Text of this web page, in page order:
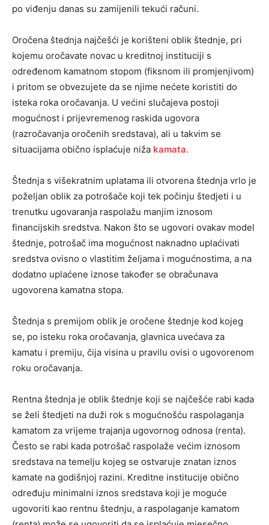
po viđenju danas su zamijenili tekući računi.
Oročena štednja najčešći je korišteni oblik štednje, pri
kojemu oročavate novac u kreditnoj instituciji s
određenom kamatnom stopom (fiksnom ili promjenjivom)
i pritom se obvezujete da se njime nećete koristiti do
isteka roka oročavanja. U većini slučajeva postoji
mogućnost i prijevremenog raskida ugovora
(razročavanja oročenih sredstava), ali u takvim se
situacijama obično isplaćuje niža kamata.
Štednja s višekratnim uplatama ili otvorena štednja vrlo je
poželjan oblik za potrošače koji tek počinju štedjeti i u
trenutku ugovaranja raspolažu manjim iznosom
financijskih sredstva. Nakon što se ugovori ovakav model
štednje, potrošač ima mogućnost naknadno uplaćivati
sredstva ovisno o vlastitim željama i mogućnostima, a na
dodatno uplaćene iznose također se obračunava
ugovorena kamatna stopa.
Štednja s premijom oblik je oročene štednje kod kojeg
se, po isteku roka oročavanja, glavnica uvećava za
kamatu i premiju, čija visina u pravilu ovisi o ugovorenom
roku oročavanja.
Rentna štednja je oblik štednje koji se najčešće rabi kada
se želi štedjeti na duži rok s mogućnošću raspolaganja
kamatom za vrijeme trajanja ugovornog odnosa (renta).
Često se rabi kada potrošač raspolaže većim iznosom
sredstava na temelju kojeg se ostvaruje znatan iznos
kamate na godišnjoj razini. Kreditne institucije obično
određuju minimalni iznos sredstava koji je moguće
ugovoriti kao rentnu štednju, a raspolaganje kamatom